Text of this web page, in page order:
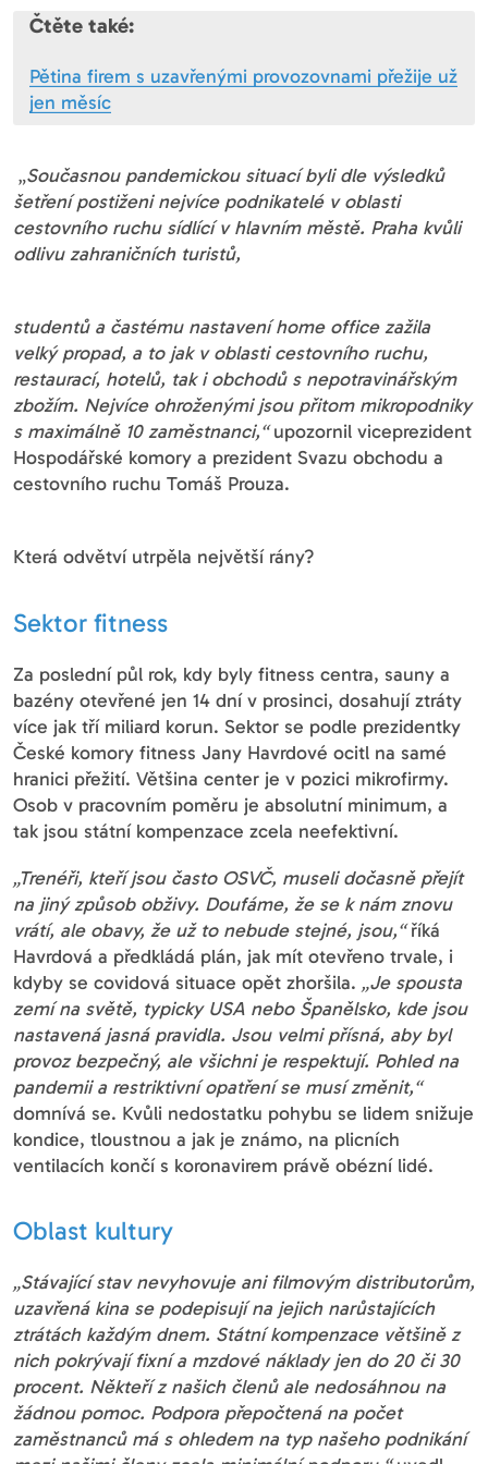
Čtěte také:
Pětina firem s uzavřenými provozovnami přežije už
jen měsíc
„Současnou pandemickou situací byli dle výsledků
šetření postiženi nejvíce podnikatelé v oblasti
cestovního ruchu sídlící v hlavním městě. Praha kvůli
odlivu zahraničních turistů,
studentů a častému nastavení home office zažila
velký propad, a to jak v oblasti cestovního ruchu,
restaurací, hotelů, tak i obchodů s nepotravinářským
zbožím. Nejvíce ohroženými jsou přitom mikropodniky
s maximálně 10 zaměstnanci,“upozornil viceprezident
Hospodářské komory a prezident Svazu obchodu a
cestovního ruchu Tomáš Prouza.
Která odvětví utrpěla největší rány?
Sektor fitness
Za poslední půl rok, kdy byly fitness centra, sauny a
bazény otevřené jen 14 dní v prosinci, dosahují ztráty
více jak tří miliard korun. Sektor se podle prezidentky
České komory fitness Jany Havrdové ocitl na samé
hranici přežití. Většina center je v pozici mikrofirmy.
Osob v pracovním poměru je absolutní minimum, a
tak jsou státní kompenzace zcela neefektivní.
„Trenéři, kteří jsou často OSVČ, museli dočasně přejít
na jiný způsob obživy. Doufáme, že se k nám znovu
vrátí, ale obavy, že už to nebude stejné, jsou,“říká
Havrdová a předkládá plán, jak mít otevřeno trvale, i
kdyby se covidová situace opět zhoršila. „Je spousta
zemí na světě, typicky USA nebo Španělsko, kde jsou
nastavená jasná pravidla. Jsou velmi přísná, aby byl
provoz bezpečný, ale všichni je respektují. Pohled na
pandemii a restriktivní opatření se musí změnit,“
domnívá se. Kvůli nedostatku pohybu se lidem snižuje
kondice, tloustnou a jak je známo, na plicních
ventilacích končí s koronavirem právě obézní lidé.
Oblast kultury
„Stávající stav nevyhovuje ani filmovým distributorům,
uzavřená kina se podepisují na jejich narůstajících
ztrátách každým dnem. Státní kompenzace většině z
nich pokrývají fixní a mzdové náklady jen do 20 či 30
procent. Někteří z našich členů ale nedosáhnou na
žádnou pomoc. Podpora přepočtená na počet
zaměstnanců má s ohledem na typ našeho podnikání